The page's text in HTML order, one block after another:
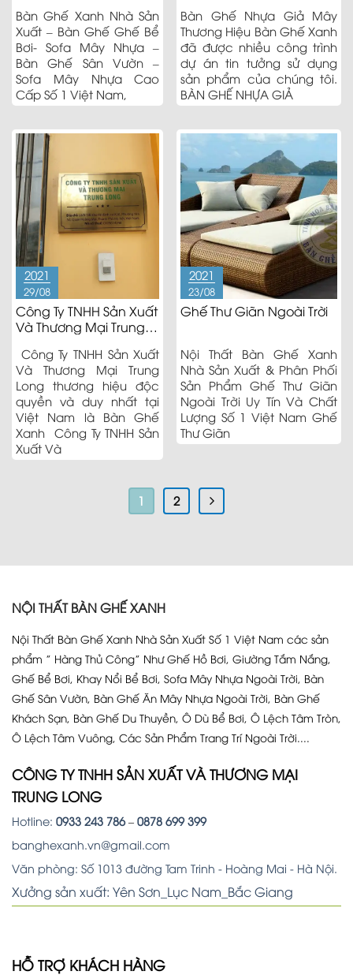
Bàn Ghế Xanh Nhà Sản
Xuất – Bàn Ghế Ghế Bể
Bơi- Sofa Mây Nhựa –
Bàn Ghế Sân Vườn –
Sofa Mây Nhựa Cao
Cấp Số 1 Việt Nam,
Bàn Ghế Nhựa Giả Mây
Thương Hiệu Bàn Ghế Xanh
đã được nhiều công trình
dự án tin tưởng sử dụng
sản phẩm của chúng tôi.
BÀN GHẾ NHỰA GIẢ
2021
29/08
Công Ty TNHH Sản Xuất
Và Thương Mại Trung
Công Ty TNHH Sản Xuất
Và Thương Mại Trung
Long thương hiệu độc
quyền và duy nhất tại
Việt Nam là Bàn Ghế
Xanh Công Ty TNHH Sản
Xuất Và
2021
23/08
Ghế Thư Giãn Ngoài Trời
Nội Thất Bàn Ghế Xanh
Nhà Sản Xuất & Phân Phối
Sản Phẩm Ghế Thư Giãn
Ngoài Trời Uy Tín Và Chất
Lượng Số 1 Việt Nam Ghế
Thư Giãn
1 2
NỘI THẤT BÀN GHẾ XANH
Nội Thất Bàn Ghế Xanh Nhà Sản Xuất Số 1 Việt Nam các sản
phẩm ” Hàng Thủ Công” Như Ghế Hồ Bơi, Giường Tắm Nắng,
Ghế Bể Bơi, Khay Nổi Bể Bơi, Sofa Mây Nhựa Ngoài Trời, Bàn
Ghế Sân Vườn, Bàn Ghế Ăn Mây Nhựa Ngoài Trời, Bàn Ghế
Khách Sạn, Bàn Ghế Du Thuyền, Ô Dù Bể Bơi, Ô Lệch Tâm Tròn,
Ô Lệch Tâm Vuông, Các Sản Phẩm Trang Trí Ngoài Trời....
CÔNG TY TNHH SẢN XUẤT VÀ THƯƠNG MẠI
TRUNG LONG
Hotline: 0933 243 786– 0878 699 399
banghexanh.vn@gmail.com
Văn phòng: Số 1013 đường Tam Trinh - Hoàng Mai - Hà Nội.
Xưởng sản xuất: Yên Sơn_Lục Nam_Bắc Giang
HỖ TRỢ KHÁCH HÀNG